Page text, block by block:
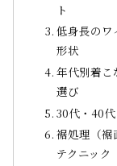
ト
低身長のワ
形状
年代別着こ
選び
30代・40
裾処理（裾
テクニック